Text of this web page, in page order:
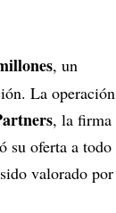
, un
La operación
, la firma
su oferta a todo
valorado por